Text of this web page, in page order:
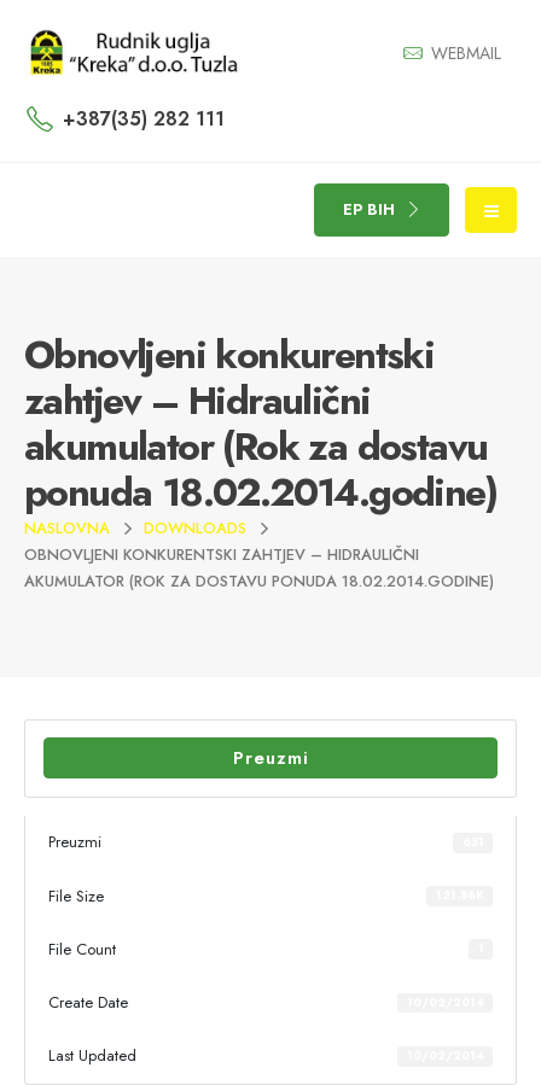
WEBMAIL
+387(35) 282 111
EP BIH
Obnovljeni konkurentski
zahtjev – Hidraulični
akumulator (Rok za dostavu
ponuda 18.02.2014.godine)
NASLOVNA
DOWNLOADS
OBNOVLJENI KONKURENTSKI ZAHTJEV – HIDRAULIČNI
AKUMULATOR (ROK ZA DOSTAVU PONUDA 18.02.2014.GODINE)
Preuzmi
Preuzmi
File Size
File Count
Create Date
Last Updated